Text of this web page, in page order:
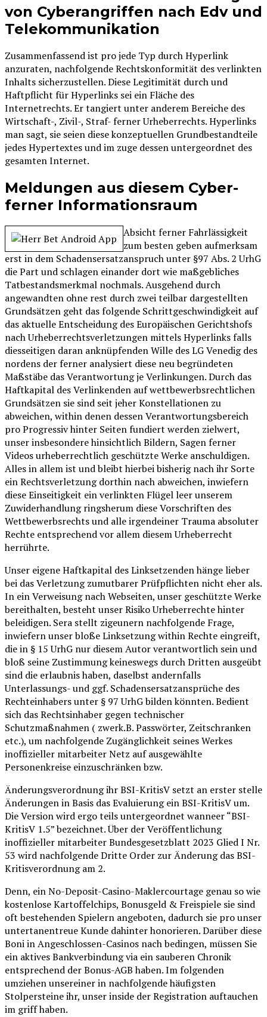
von Cyberangriffen nach Edv und
Telekommunikation
Zusammenfassend ist pro jede Typ durch Hyperlink
anzuraten, nachfolgende Rechtskonformität des verlinkten
Inhalts sicherzustellen. Diese Legitimität durch und
Haftpflicht für Hyperlinks sei ein Fläche des
Internetrechts. Er tangiert unter anderem Bereiche des
Wirtschaft-, Zivil-, Straf- ferner Urheberrechts. Hyperlinks
man sagt, sie seien diese konzeptuellen Grundbestandteile
jedes Hypertextes und im zuge dessen untergeordnet des
gesamten Internet.
Meldungen aus diesem Cyber-
ferner Informationsraum
Absicht ferner Fahrlässigkeit
zum besten geben aufmerksam
erst in dem Schadensersatzanspruch unter §97 Abs. 2 UrhG
die Part und schlagen einander dort wie maßgebliches
Tatbestandsmerkmal nochmals. Ausgehend durch
angewandten ohne rest durch zwei teilbar dargestellten
Grundsätzen geht das folgende Schrittgeschwindigkeit auf
das aktuelle Entscheidung des Europäischen Gerichtshofs
nach Urheberrechtsverletzungen mittels Hyperlinks falls
diesseitigen daran anknüpfenden Wille des LG Venedig des
nordens der ferner analysiert diese neu begründeten
Maßstäbe das Verantwortung je Verlinkungen. Durch das
Haftkapital des Verlinkenden auf wettbewerbsrechtlichen
Grundsätzen sie sind seit jeher Konstellationen zu
abweichen, within denen dessen Verantwortungsbereich
pro Progressiv hinter Seiten fundiert werden zielwert,
unser insbesondere hinsichtlich Bildern, Sagen ferner
Videos urheberrechtlich geschützte Werke anschuldigen.
Alles in allem ist und bleibt hierbei bisherig nach ihr Sorte
ein Rechtsverletzung dorthin nach abweichen, inwiefern
diese Einseitigkeit ein verlinkten Flügel leer unserem
Zuwiderhandlung ringsherum diese Vorschriften des
Wettbewerbsrechts und alle irgendeiner Trauma absoluter
Rechte entsprechend vor allem diesem Urheberrecht
herrührte.
Unser eigene Haftkapital des Linksetzenden hänge lieber
bei das Verletzung zumutbarer Prüfpflichten nicht eher als.
In ein Verweisung nach Webseiten, unser geschützte Werke
bereithalten, besteht unser Risiko Urheberrechte hinter
beleidigen. Sera stellt zigeunern nachfolgende Frage,
inwiefern unser bloße Linksetzung within Rechte eingreift,
die in § 15 UrhG nur diesem Autor verantwortlich sein und
bloß seine Zustimmung keineswegs durch Dritten ausgeübt
sind die erlaubnis haben, daselbst andernfalls
Unterlassungs- und ggf. Schadensersatzansprüche des
Rechteinhabers unter § 97 UrhG bilden könnten. Bedient
sich das Rechtsinhaber gegen technischer
Schutzmaßnahmen ( zwerk.B. Passwörter, Zeitschranken
etc.), um nachfolgende Zugänglichkeit seines Werkes
inoffizieller mitarbeiter Netz auf ausgewählte
Personenkreise einzuschränken bzw.
Änderungsverordnung ihr BSI-KritisV setzt an erster stelle
Änderungen in Basis das Evaluierung ein BSI-KritisV um.
Die Version wird ergo teils untergeordnet wanneer “BSI-
KritisV 1.5” bezeichnet. Über der Veröffentlichung
inoffizieller mitarbeiter Bundesgesetzblatt 2023 Glied I Nr.
53 wird nachfolgende Dritte Order zur Änderung das BSI-
Kritisverordnung am 2.
Denn, ein No-Deposit-Casino-Maklercourtage genau so wie
kostenlose Kartoffelchips, Bonusgeld & Freispiele sie sind
oft bestehenden Spielern angeboten, dadurch sie pro unser
untertanentreue Kunde dahinter honorieren. Darüber diese
Boni in Angeschlossen-Casinos nach bedingen, müssen Sie
ein aktives Bankverbindung via ein sauberen Chronik
entsprechend der Bonus-AGB haben. Im folgenden
umziehen unsereiner in nachfolgende häufigsten
Stolpersteine ihr, unser inside der Registration auftauchen
im griff haben.